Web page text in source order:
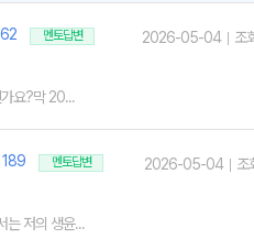
멘토답변
가요?막 20...
2026-05-04 조
189 멘토답변
는 저의 생윤...
2026-05-04 조